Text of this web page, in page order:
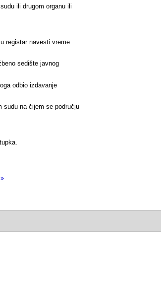
ili drugom organu ili
registar navesti vreme
sedište javnog
odbio izdavanje
sudu na čijem se području